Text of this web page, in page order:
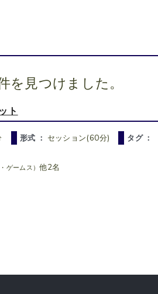
を見つけました。
ト
形式 ： セッション(60分) タグ ：
ゲームス）他2名